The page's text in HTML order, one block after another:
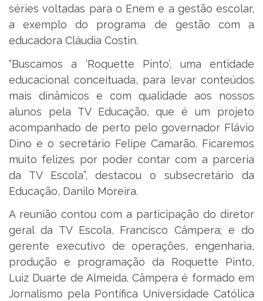
séries voltadas para o Enem e a gestão escolar,
a exemplo do programa de gestão com a
educadora Cláudia Costin.
“Buscamos a ‘Roquette Pinto’, uma entidade
educacional conceituada, para levar conteúdos
mais dinâmicos e com qualidade aos nossos
alunos pela TV Educação, que é um projeto
acompanhado de perto pelo governador Flávio
Dino e o secretário Felipe Camarão. Ficaremos
muito felizes por poder contar com a parceria
da TV Escola”, destacou o subsecretário da
Educação, Danilo Moreira.
A reunião contou com a participação do diretor
geral da TV Escola, Francisco Câmpera; e do
gerente executivo de operações, engenharia,
produção e programação da Roquette Pinto,
Luiz Duarte de Almeida. Câmpera é formado em
Jornalismo pela Pontífica Universidade Católica